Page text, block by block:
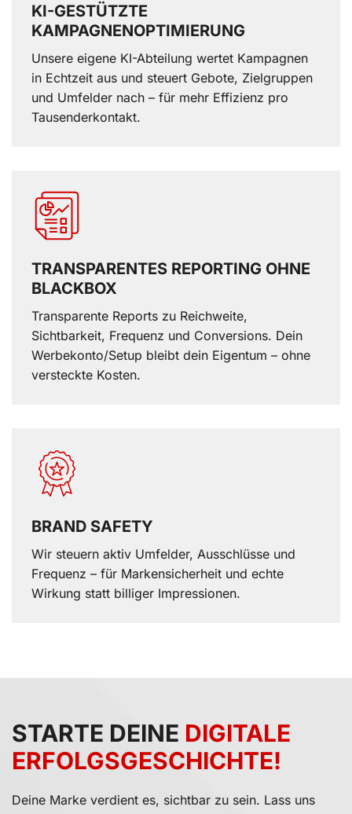
KI-GESTÜTZTE
KAMPAGNENOPTIMIERUNG
Unsere eigene KI-Abteilung wertet Kampagnen
in Echtzeit aus und steuert Gebote, Zielgruppen
und Umfelder nach – für mehr Effizienz pro
Tausenderkontakt.
TRANSPARENTES REPORTING OHNE
BLACKBOX
Transparente Reports zu Reichweite,
Sichtbarkeit, Frequenz und Conversions. Dein
Werbekonto/Setup bleibt dein Eigentum – ohne
versteckte Kosten.
BRAND SAFETY
Wir steuern aktiv Umfelder, Ausschlüsse und
Frequenz – für Markensicherheit und echte
Wirkung statt billiger Impressionen.
STARTE DEINE DIGITALE
ERFOLGS­GESCHICHTE!
Deine Marke verdient es, sichtbar zu sein. Lass uns